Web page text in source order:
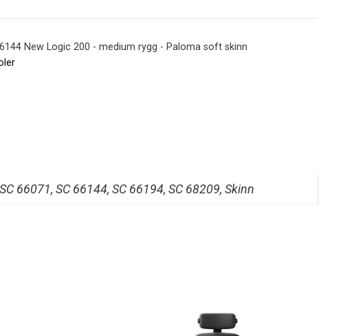
New Logic 200 - medium rygg - Paloma soft skinn
66071, SC 66144, SC 66194, SC 68209, Skinn